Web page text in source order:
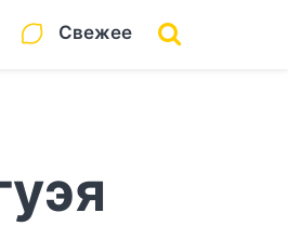
Свежее